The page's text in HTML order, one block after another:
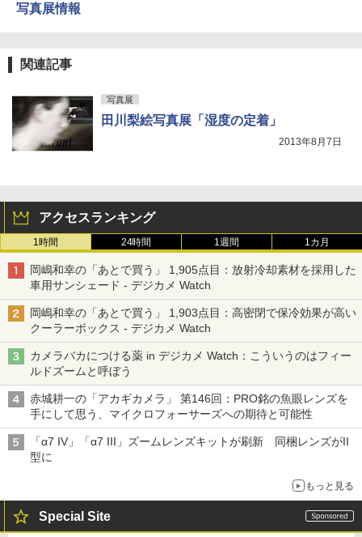
写真展情報
関連記事
写真展
田川梨絵写真展「湿度の定着」
2013年8月7日
アクセスランキング
1時間 24時間 1週間 1カ月
岡嶋和幸の「あとで買う」 1,905点目：放射冷却素材を採用した
車用サンシェード - デジカメ Watch
岡嶋和幸の「あとで買う」 1,903点目：高密閉で保冷効果が高い
クーラーボックス - デジカメ Watch
カメラバカにつける薬 in デジカメ Watch：こういうのはフィー
ルドズームと呼ぼう
赤城耕一の「アカギカメラ」 第146回：PRO銘の魚眼レンズを
手にして思う、マイクロフォーサーズへの期待と可能性
「α7 IV」「α7 III」ズームレンズキットが刷新 同梱レンズがII
型に
もっと見る
Special Site